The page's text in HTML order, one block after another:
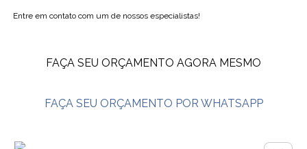
Entre em contato com um de nossos especialistas!
FAÇA SEU ORÇAMENTO AGORA MESMO
FAÇA SEU ORÇAMENTO POR WHATSAPP